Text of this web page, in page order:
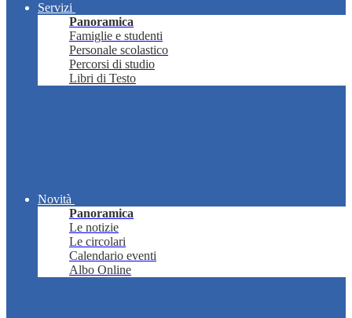
Servizi
Panoramica
Famiglie e studenti
Personale scolastico
Percorsi di studio
Libri di Testo
Novità
Panoramica
Le notizie
Le circolari
Calendario eventi
Albo Online